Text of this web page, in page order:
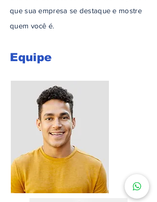
que sua empresa se destaque e mostre
quem você é.
Equipe